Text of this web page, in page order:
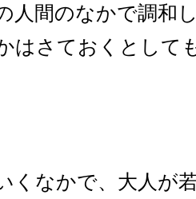
人間のなかで調和
はさておくとして
くなかで、大人が